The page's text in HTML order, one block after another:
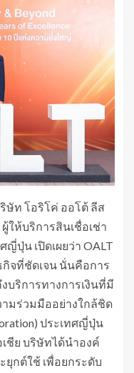
ษัท โอริโค่ ออโต้ ลีส
ให้บริการสินเชื่อเช่า
ปุ่น เปิดเผยว่า OALT
จที่ชัดเจน นั่นคือการ
บริการทางการเงินที่มี
มร่วมมืออย่างใกล้ชิด
ประเทศญี่ปุ่น
ชีย บริษัทได้นำองค์
กต์ใช้ เพื่อยกระดับ